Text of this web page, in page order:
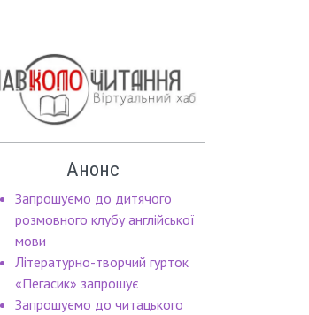
Анонс
Запрошуємо до дитячого
розмовного клубу англійської
мови
Літературно-творчий гурток
«Пегасик» запрошує
Запрошуємо до читацького